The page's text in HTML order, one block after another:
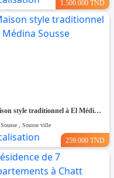
1.500.000 TND
Maison style traditionnel à El Médina Sousse
Sousse , Sousse ville
259.000 TND